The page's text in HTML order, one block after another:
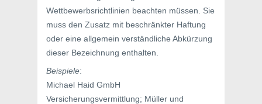
Wettbewerbsrichtlinien beachten müssen. Sie
muss den Zusatz mit beschränkter Haftung
oder eine allgemein verständliche Abkürzung
dieser Bezeichnung enthalten.
Beispiele:
Michael Haid GmbH
Versicherungsvermittlung; Müller und